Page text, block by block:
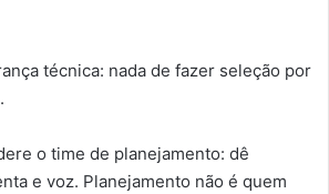
técnica: nada de fazer seleção por
o time de planejamento: dê
e voz. Planejamento não é quem